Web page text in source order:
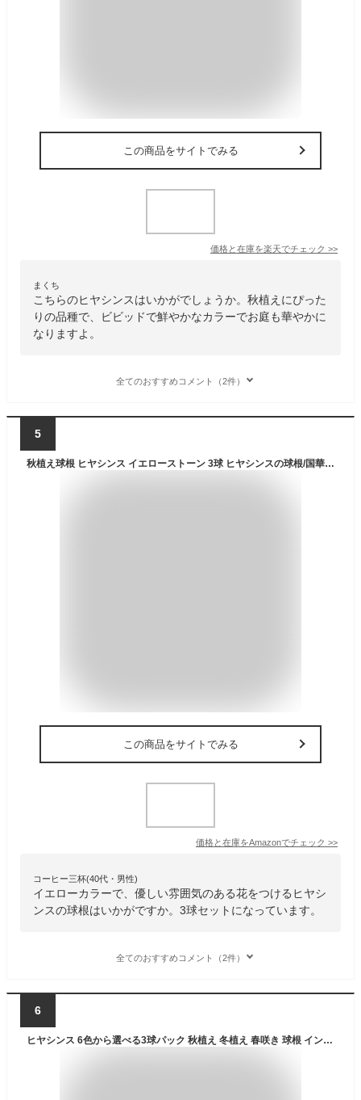
この商品をサイトでみる
価格と在庫を楽天でチェック >>
まくち
こちらのヒヤシンスはいかがでしょうか。秋植えにぴった
りの品種で、ビビッドで鮮やかなカラーでお庭も華やかに
なりますよ。
全てのおすすめコメント（2件）
5
秋植え球根 ヒヤシンス イエローストーン 3球 ヒヤシンスの球根/国華園 25年秋商品
この商品をサイトでみる
価格と在庫をAmazonでチェック >>
コーヒー三杯(40代・男性)
イエローカラーで、優しい雰囲気のある花をつけるヒヤシ
ンスの球根はいかがですか。3球セットになっています。
全てのおすすめコメント（2件）
6
ヒヤシンス 6色から選べる3球パック 秋植え 冬植え 春咲き 球根 イングリッシュガーデン セット